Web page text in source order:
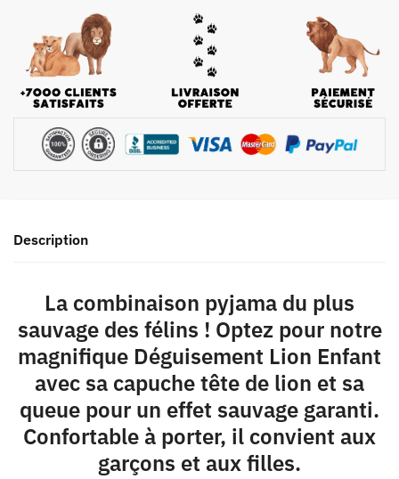
Description
La combinaison pyjama du plus
sauvage des félins ! Optez pour notre
magnifique Déguisement Lion Enfant
avec sa capuche tête de lion et sa
queue pour un effet sauvage garanti.
Confortable à porter, il convient aux
garçons et aux filles.